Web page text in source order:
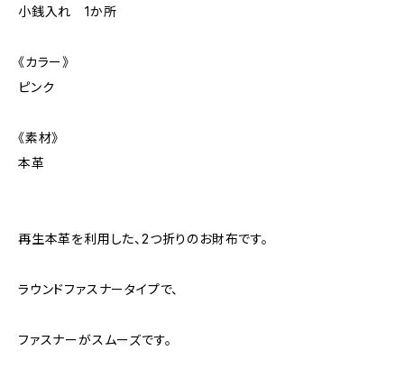
小銭入れ 1か所
《カラー》
ピンク
《素材》
本革
再生本革を利用した、2つ折りのお財布です。
ラウンドファスナータイプで、
ファスナーがスムーズです。